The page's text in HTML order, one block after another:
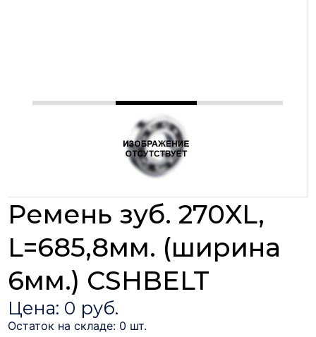
Ремень зуб. 270XL,
L=685,8мм. (ширина
6мм.) CSHBELT
Цена: 0 руб.
Остаток на складе: 0 шт.